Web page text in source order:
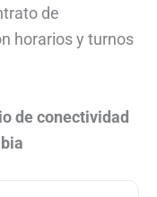
de
horarios y turnos
de conectividad